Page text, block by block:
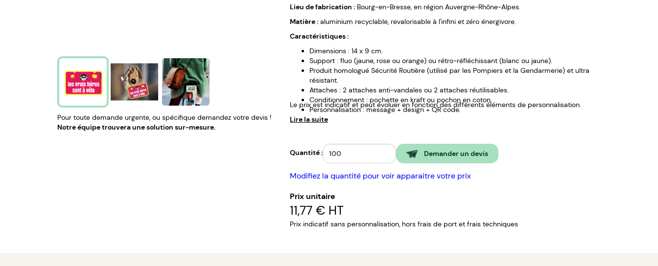
Pour toute demande urgente, ou spécifique demandez votre devis !
Notre équipe trouvera une solution sur-mesure.
Lieu de fabrication : Bourg-en-Bresse, en région Auvergne-Rhône-Alpes.
Matière : aluminium recyclable, revalorisable à l'infini et zéro énergivore.
Caractéristiques :
Dimensions : 14 x 9 cm.
Support : fluo (jaune, rose ou orange) ou rétro-réfléchissant (blanc ou jaune).
Produit homologué Sécurité Routière (utilisé par les Pompiers et la Gendarmerie) et ultra
résistant.
Attaches : 2 attaches anti-vandales ou 2 attaches réutilisables.
Conditionnement : pochette en kraft ou pochon en coton.
Personnalisation : message + design + QR code.
Le prix est indicatif et peut évoluer en fonction des différents éléments de personnalisation.
Lire la suite
Quantité : Demander un devis
Modifiez la quantité pour voir apparaitre votre prix
Prix unitaire
11,77 € HT
Prix indicatif sans personnalisation, hors frais de port et frais techniques